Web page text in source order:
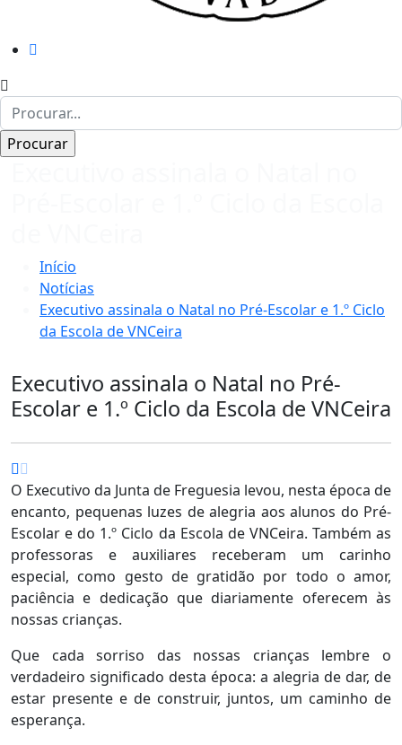
Início
Notícias
Executivo assinala o Natal no Pré-Escolar e 1.º Ciclo
da Escola de VNCeira
Executivo assinala o Natal no Pré-
Escolar e 1.º Ciclo da Escola de VNCeira
O Executivo da Junta de Freguesia levou, nesta época de
encanto, pequenas luzes de alegria aos alunos do Pré-
Escolar e do 1.º Ciclo da Escola de VNCeira. Também as
professoras e auxiliares receberam um carinho
especial, como gesto de gratidão por todo o amor,
paciência e dedicação que diariamente oferecem às
nossas crianças.
Que cada sorriso das nossas crianças lembre o
verdadeiro significado desta época: a alegria de dar, de
estar presente e de construir, juntos, um caminho de
esperança.